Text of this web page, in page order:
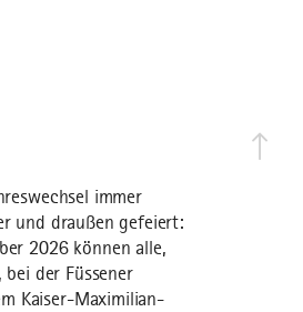
immer
und draußen gefeiert:
2026 können alle,
der Füssener
Kaiser-Maximilian-